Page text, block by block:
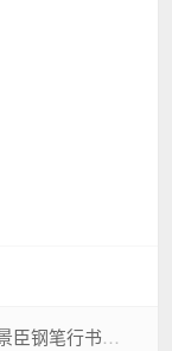
【书体坊安景臣钢笔行书】